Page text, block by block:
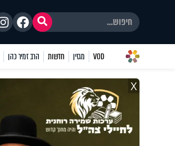
VOD מגזין חדשות הרב זמיר כהן
X